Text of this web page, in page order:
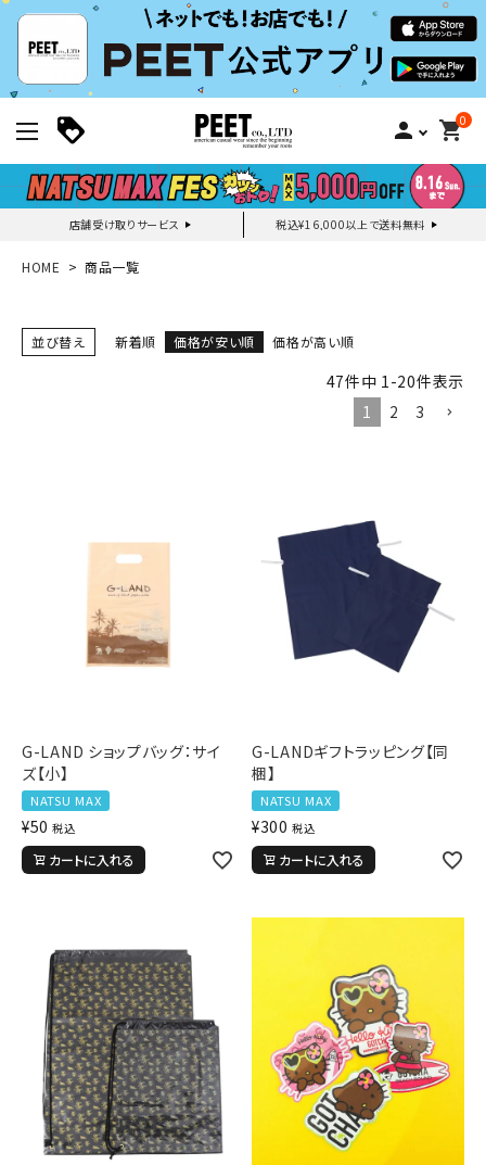
person 0
shopping_cart
店舗受け取りサービス 税込¥16,000以上で送料無料
新規会員登録｜ログイン
ご利用ガイド
ニュース・特集
HOME 商品一覧
並び替え 新着順 価格が安い順 価格が高い順
47件中 1-20件表示
1
2 3
G-LAND ショップバッグ：サイ
ズ【小】
NATSU MAX
¥50 税込
カートに入れる
G-LANDギフトラッピング【同
梱】
NATSU MAX
¥300 税込
カートに入れる